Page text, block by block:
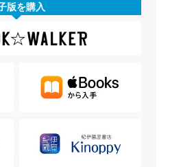
版を購入